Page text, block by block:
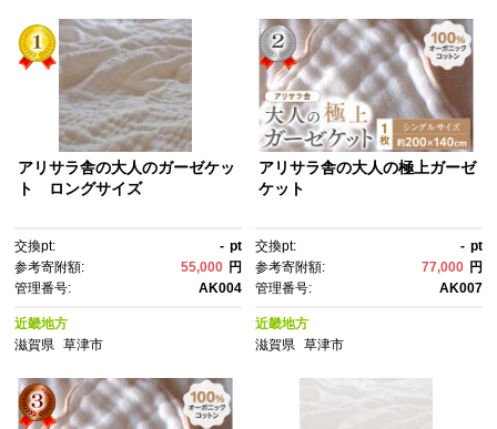
アリサラ舎の大人のガーゼケッ
ト ロングサイズ
交換pt: - pt
参考寄附額:
55,000 円
管理番号:
AK004
近畿地方
滋賀県
草津市
アリサラ舎の大人の極上ガーゼ
ケット
交換pt: - pt
参考寄附額:
77,000 円
管理番号:
AK007
近畿地方
滋賀県 草津市